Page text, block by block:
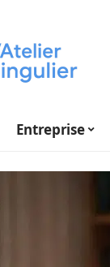
Entreprise